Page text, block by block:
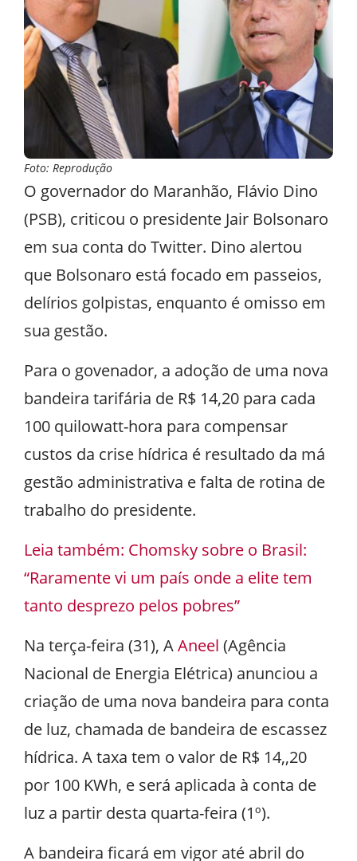
Foto: Reprodução
O governador do Maranhão, Flávio Dino
(PSB), criticou o presidente Jair Bolsonaro
em sua conta do Twitter. Dino alertou
que Bolsonaro está focado em passeios,
delírios golpistas, enquanto é omisso em
sua gestão.
Para o govenador, a adoção de uma nova
bandeira tarifária de R$ 14,20 para cada
100 quilowatt-hora para compensar
custos da crise hídrica é resultado da má
gestão administrativa e falta de rotina de
trabalho do presidente.
Leia também: Chomsky sobre o Brasil:
“Raramente vi um país onde a elite tem
tanto desprezo pelos pobres”
Na terça-feira (31), AAneel (Agência
Nacional de Energia Elétrica) anunciou a
criação de uma nova bandeira para conta
de luz, chamada de bandeira de escassez
hídrica. A taxa tem o valor de R$ 14,,20
por 100 KWh, e será aplicada à conta de
luz a partir desta quarta-feira (1º).
A bandeira ficará em vigor até abril do